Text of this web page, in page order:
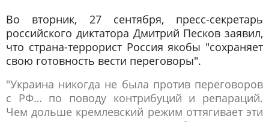
Во вторник, 27 сентября, пресс-секретарь
российского диктатора Дмитрий Песков заявил,
что страна-террорист Россия якобы "сохраняет
свою готовность вести переговоры".
"Украина никогда не была против переговоров
с РФ… по поводу контрибуций и репараций.
Чем дольше кремлевский режим оттягивает эти